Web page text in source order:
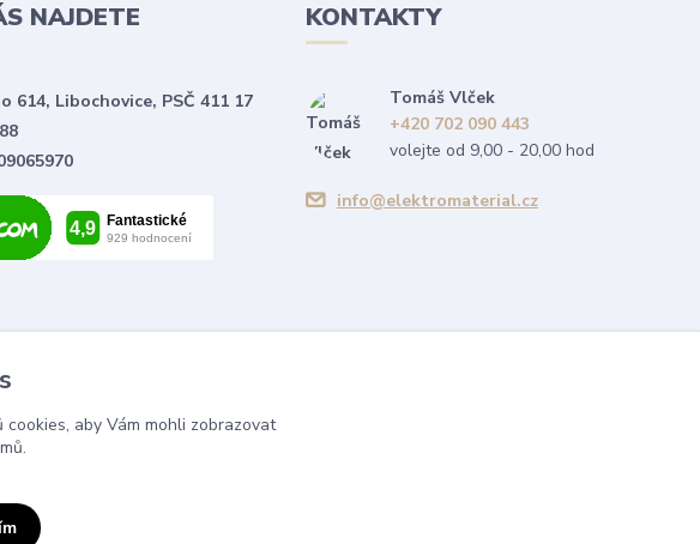
NAJDETE
614, Libochovice, PSČ 411 17
KONTAKTY
Tomáš Vlček
+420 702 090 443
volejte od 9,00 - 20,00 hod
info@elektromaterial.cz
aby Vám mohli zobrazovat